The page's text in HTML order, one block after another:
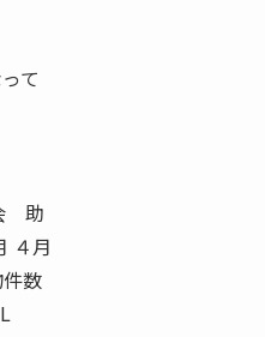
て
助
４月
数